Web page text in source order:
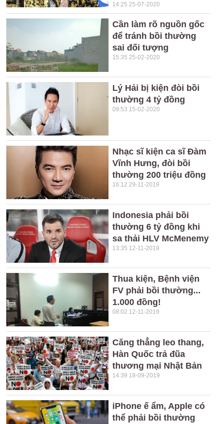
14:25 25-07-2020
Cần làm rõ nguồn gốc
để tránh bồi thường
sai đối tượng
15:35 25-02-2020
Lý Hải bị kiện đòi bồi
thường 4 tỷ đồng
09:53 15-02-2020
Nhạc sĩ kiện ca sĩ Đàm
Vĩnh Hưng, đòi bồi
thường 200 triệu đồng
16:12 29-11-2019
Indonesia phải bồi
thường 6 tỷ đồng khi
sa thải HLV McMenemy
13:35 12-11-2019
Thua kiện, Bệnh viện
FV phải bồi thường...
1.000 đồng!
08:02 12-11-2019
Căng thẳng leo thang,
Hàn Quốc trả đũa
thương mại Nhật Bản
14:39 18-09-2019
iPhone ế ẩm, Apple có
thể phải bồi thường